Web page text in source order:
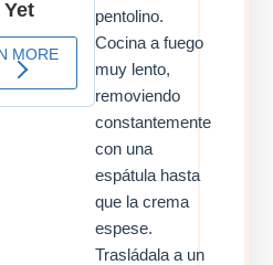
pentolino.
Cocina a fuego
muy lento,
removiendo
constantemente
con una
espátula hasta
que la crema
espese.
Trasládala a un